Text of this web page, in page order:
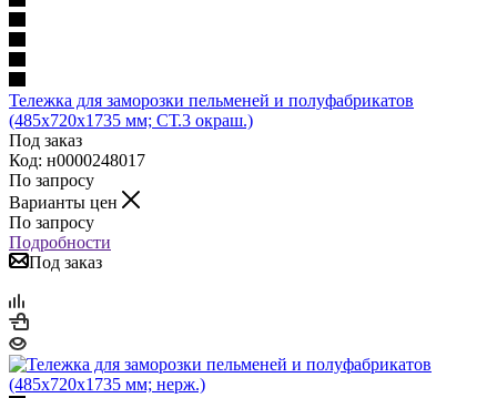
Тележка для заморозки пельменей и полуфабрикатов
(485х720х1735 мм; СТ.3 окраш.)
Под заказ
Код: н0000248017
По запросу
Варианты цен
По запросу
Подробности
Под заказ